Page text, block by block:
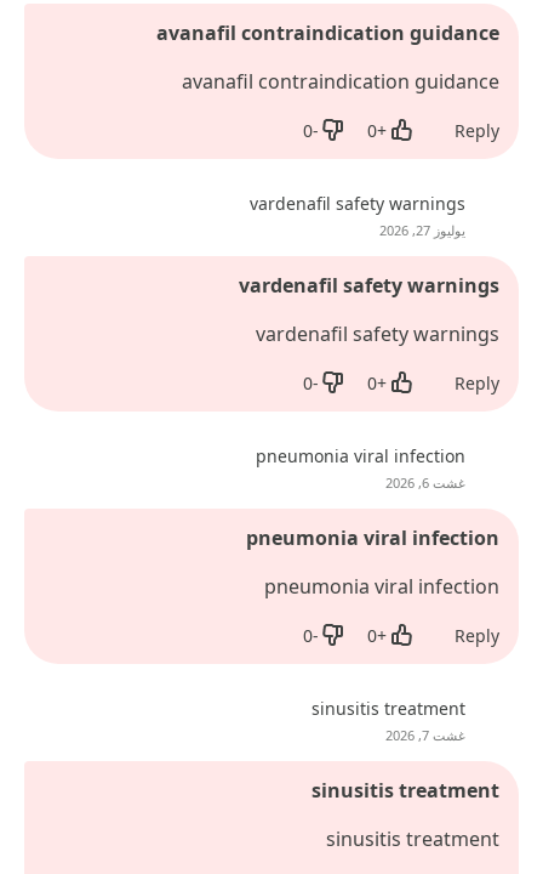
avanafil contraindication guidance
avanafil contraindication guidance
Reply
+
0
Like
-
0
Dislike
vardenafil safety warnings
يوليوز 27, 2026
vardenafil safety warnings
vardenafil safety warnings
Reply
+
0
Like
-
0
Dislike
pneumonia viral infection
غشت 6, 2026
pneumonia viral infection
pneumonia viral infection
Reply
+
0
Like
-
0
Dislike
sinusitis treatment
غشت 7, 2026
sinusitis treatment
sinusitis treatment